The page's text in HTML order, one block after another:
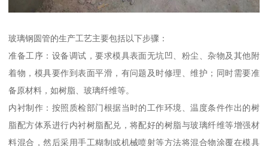
玻璃钢圆管的生产工艺主要包括以下步骤：
准备工序：设备调试，要求模具表面无坑凹、粉尘、杂物及其他附
着物，模具要作到表面平滑，有问题及时修理、维护；同时需要准
备原材料，如树脂、玻璃纤维等。
内衬制作：按照质检部门根据当时的工作环境、温度条件作出的树
脂配方体系进行内衬树脂配兑，将配好的树脂与玻璃纤维等增强材
料混合，然后采用手工糊制或机械喷射等方法将混合物涂覆在模具